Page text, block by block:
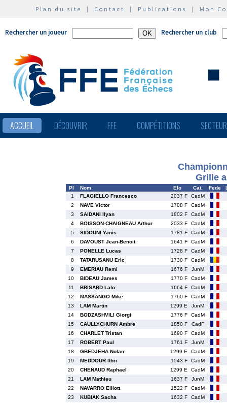
Plan du site | Contact | Publications | Mon
Rechercher un joueur Rechercher un club
ACCUEIL DÉCOUVRIR FFE COMPÉTITIONS
Grille
Pl Nom Elo Cat. Fede
1
FLAGIELLO Francesco 2037 F
CadM
2
NAVE Victor 1708 F
CadM
3
SAIDANI Ilyan 1802 F
CadM
4
BOISSON-CHAIGNEAU Arthur 2033 F
CadM
5
SIDOUNI Yanis 1781 F
CadM
6
DAVOUST Jean-Benoit 1641 F
CadM
7
PONELLE Lucas 1728 F
CadM
8
TATARUSANU Eric 1730 F
CadM
9
EMERIAU Remi 1676 F
JunM
10
BIDEAU James 1770 F
CadM
11
BRISARD Lalo 1664 F
CadM
12
MASSANGO Mike 1760 F
CadM
13
LAM Martin 1299 E
JunM
14
BODZASHVILI Giorgi 1776 F
CadM
15
CAULLYCHURN Ambre 1850 F
CadF
16
CHARLET Tristan 1690 F
CadM
17
ROBERT Paul 1761 F
JunM
18
GBEDJEHA Nolan 1299 E
CadM
19
MEDDOUR Ithri 1543 F
CadM
20
CHENAUD Raphael 1299 E
CadM
21
LAM Mathieu 1637 F
JunM
22
NAVARRO Elliott 1522 F
CadM
23
KUBIAK Sacha 1632 F
CadM